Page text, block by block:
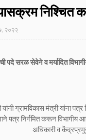
निश्चित
२०२२
सरळ सेवेने व मर्यादित
ग्रामविकास मंत्री यांना
पत्र निर्गमित करून विभागीय
अधिकारी व